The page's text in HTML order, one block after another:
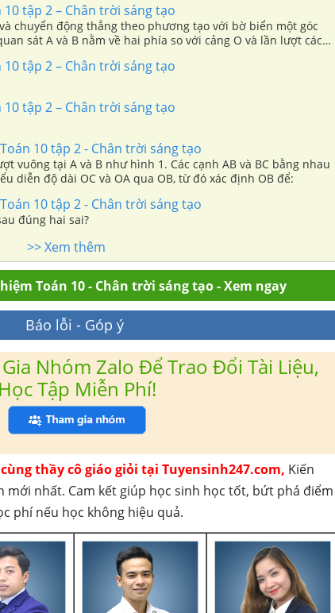
10 tập 2 – Chân trời sáng tạo
chuyển động thẳng theo phương tạo với bờ biển một góc
sát A và B nằm về hai phía so với cảng O và lần lượt cách
10 tập 2 – Chân trời sáng tạo
10 tập 2 – Chân trời sáng tạo
10 tập 2 - Chân trời sáng tạo
vuông tại A và B như hình 1. Các cạnh AB và BC bằng nhau
diễn độ dài OC và OA qua OB, từ đó xác định OB để:
10 tập 2 - Chân trời sáng tạo
đúng hai sai?
>> Xem thêm
Toán 10 - Chân trời sáng tạo - Xem ngay
Báo lỗi - Góp ý
Nhóm Zalo Để Trao Đổi Tài Liệu,
Học Tập Miễn Phí!
thầy cô giáo giỏi tại Tuyensinh247.com, Kiến
nhất. Cam kết giúp học sinh học tốt, bứt phá điểm
phí nếu học không hiệu quả.